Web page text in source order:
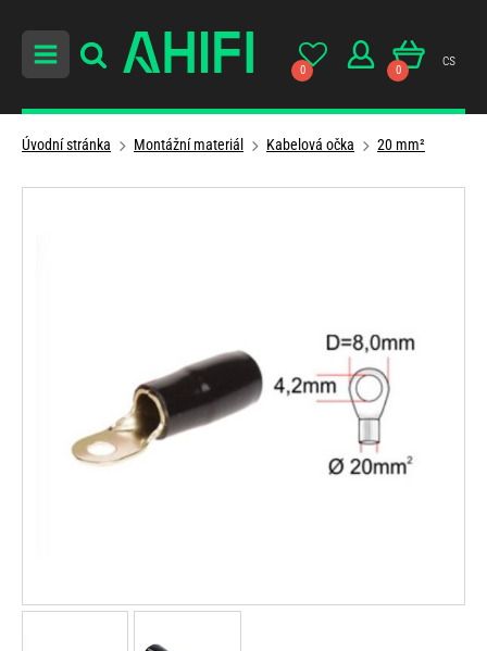
0 0
cs
Úvodní stránka Montážní materiál Kabelová očka 20 mm²